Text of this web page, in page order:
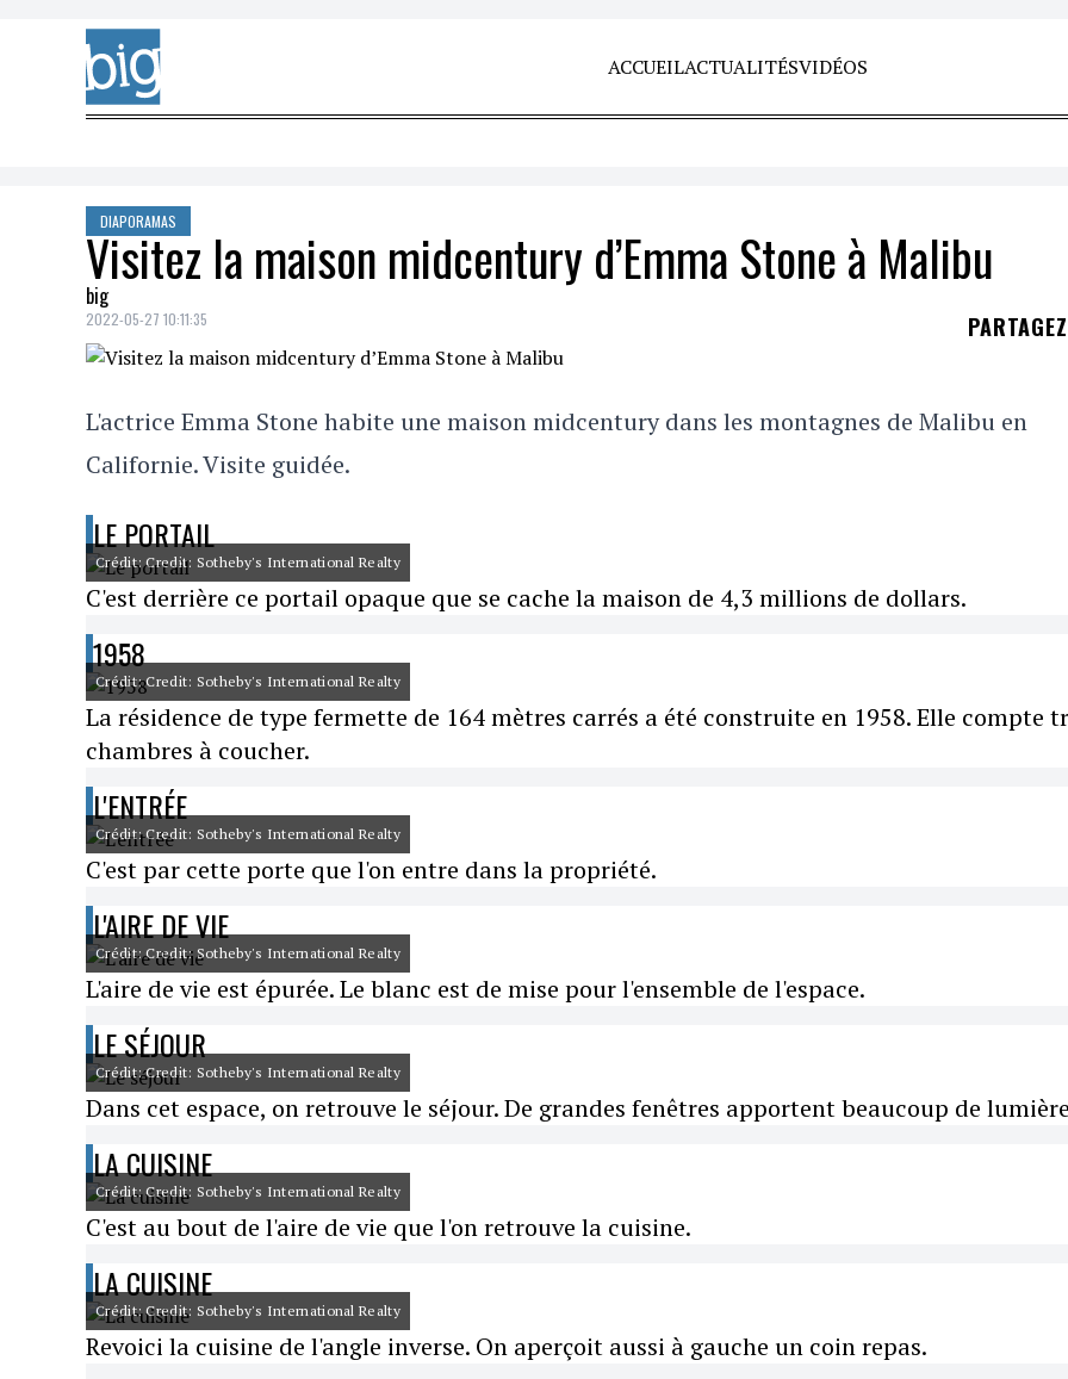
Skip to content
ACCUEILACTUALITÉSVIDÉOS
DIAPORAMAS
Visitez la maison midcentury d’Emma Stone à Malibu
big
2022-05-27 10:11:35 PARTAGEZ
L'actrice Emma Stone habite une maison midcentury dans les montagnes de Malibu en
Californie. Visite guidée.
LE PORTAIL
Crédit: Credit: Sotheby's International Realty
C'est derrière ce portail opaque que se cache la maison de 4,3 millions de dollars.
1958
Crédit: Credit: Sotheby's International Realty
La résidence de type fermette de 164 mètres carrés a été construite en 1958. Elle compte
chambres à coucher.
L'ENTRÉE
Crédit: Credit: Sotheby's International Realty
C'est par cette porte que l'on entre dans la propriété.
L'AIRE DE VIE
Crédit: Credit: Sotheby's International Realty
L'aire de vie est épurée. Le blanc est de mise pour l'ensemble de l'espace.
LE SÉJOUR
Crédit: Credit: Sotheby's International Realty
Dans cet espace, on retrouve le séjour. De grandes fenêtres apportent beaucoup de
LA CUISINE
Crédit: Credit: Sotheby's International Realty
C'est au bout de l'aire de vie que l'on retrouve la cuisine.
LA CUISINE
Crédit: Credit: Sotheby's International Realty
Revoici la cuisine de l'angle inverse. On aperçoit aussi à gauche un coin repas.